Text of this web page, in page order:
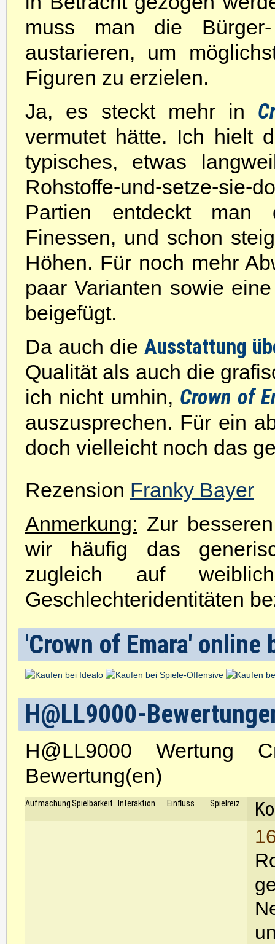
muss man die
austarieren, um
Figuren zu erzielen.
Ja, es steckt mehr in
vermutet hätte. Ich hielt
typisches, etwas
Rohstoffe-und-setze-sie-
Partien entdeckt man
Finessen, und schon
Höhen. Für noch mehr
paar Varianten sowie
beigefügt.
Da auch die Ausstattung
Qualität als auch die
ich nicht umhin, Crown of
auszusprechen. Für ein
doch vielleicht noch das
Rezension Franky Bayer
Anmerkung: Zur
wir häufig das
zugleich auf
Geschlechteridentitäten
'Crown of Emara' online
H@LL9000-
H@LL9000
Bewertung(en)
Aufmachung Spielbarkeit Interaktion Einfluss Spielreiz